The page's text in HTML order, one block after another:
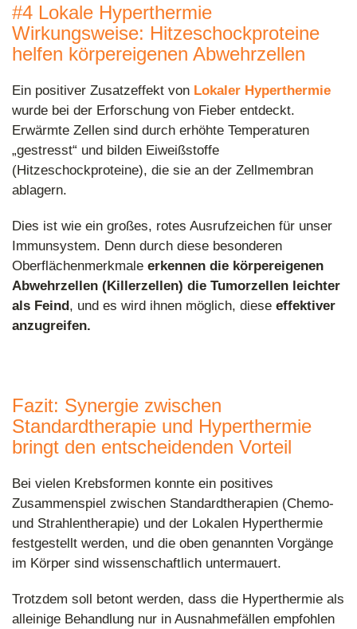
#4 Lokale Hyperthermie
Wirkungsweise: Hitzeschockproteine
helfen körpereigenen Abwehrzellen
Ein positiver Zusatzeffekt von Lokaler Hyperthermie
wurde bei der Erforschung von Fieber entdeckt.
Erwärmte Zellen sind durch erhöhte Temperaturen
„gestresst“ und bilden Eiweißstoffe
(Hitzeschockproteine), die sie an der Zellmembran
ablagern.
Dies ist wie ein großes, rotes Ausrufzeichen für unser
Immunsystem. Denn durch diese besonderen
Oberflächenmerkmale erkennen die körpereigenen
Abwehrzellen (Killerzellen) die Tumorzellen leichter
als Feind, und es wird ihnen möglich, diese effektiver
anzugreifen.
Fazit: Synergie zwischen
Standardtherapie und Hyperthermie
bringt den entscheidenden Vorteil
Bei vielen Krebsformen konnte ein positives
Zusammenspiel zwischen Standardtherapien (Chemo-
und Strahlentherapie) und der Lokalen Hyperthermie
festgestellt werden, und die oben genannten Vorgänge
im Körper sind wissenschaftlich untermauert.
Trotzdem soll betont werden, dass die Hyperthermie als
alleinige Behandlung nur in Ausnahmefällen empfohlen